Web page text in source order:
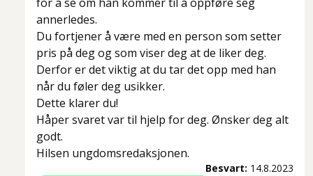
annerledes.
Du fortjener å være med en person som setter
pris på deg og som viser deg at de liker deg.
Derfor er det viktig at du tar det opp med han
når du føler deg usikker.
Dette klarer du!
Håper svaret var til hjelp for deg. Ønsker deg alt
godt.
Hilsen ungdomsredaksjonen.
Besvart: 14.8.2023